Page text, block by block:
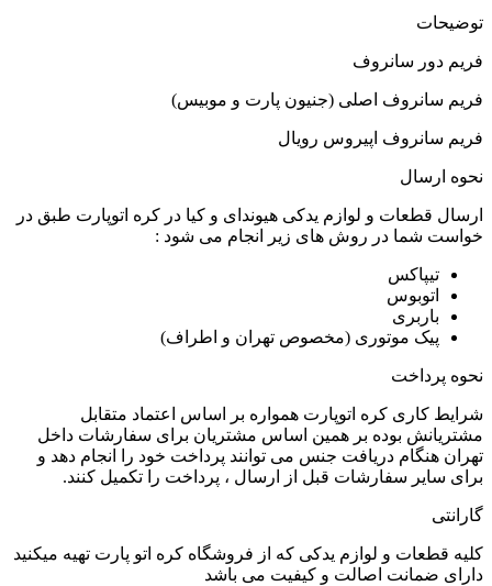
توضیحات
فریم دور سانروف
فریم سانروف اصلی (جنیون پارت و موبیس)
فریم سانروف اپیروس رویال
نحوه ارسال
ارسال قطعات و لوازم یدکی هیوندای و کیا در کره اتوپارت طبق در
خواست شما در روش های زیر انجام می شود :
تیپاکس
اتوبوس
باربری
پیک موتوری (مخصوص تهران و اطراف)
نحوه پرداخت
شرایط کاری کره اتوپارت همواره بر اساس اعتماد متقابل
مشتریانش بوده بر همین اساس مشتریان برای سفارشات داخل
تهران هنگام دریافت جنس می توانند پرداخت خود را انجام دهد و
برای سایر سفارشات قبل از ارسال ، پرداخت را تکمیل کنند.
گارانتی
کلیه قطعات و لوازم یدکی که از فروشگاه کره اتو پارت تهیه میکنید
دارای ضمانت اصالت و کیفیت می باشد